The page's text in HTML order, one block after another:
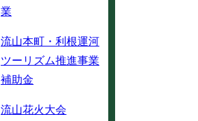
業
流山本町・利根運河
ツーリズム推進事業
補助金
流山花火大会